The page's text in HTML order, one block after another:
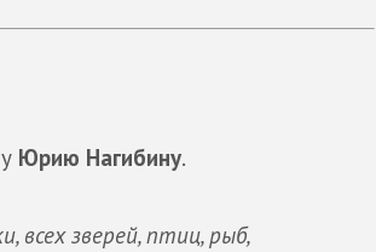
Юрию Нагибину.
всех зверей, птиц, рыб,